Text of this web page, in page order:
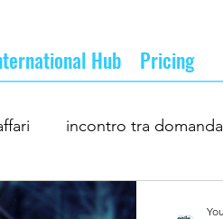
Hub Pricing
incontro tra
incontri d'affari